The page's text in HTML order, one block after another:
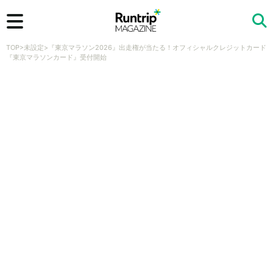
検索
TOP>未設定> 『東京マラソン2026』出走権が当たる！オフィシャルクレジットカード
『東京マラソンカード』受付開始